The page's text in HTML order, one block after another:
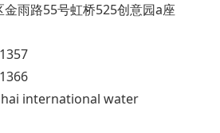
雨路55号虹桥525创意园a座
international water